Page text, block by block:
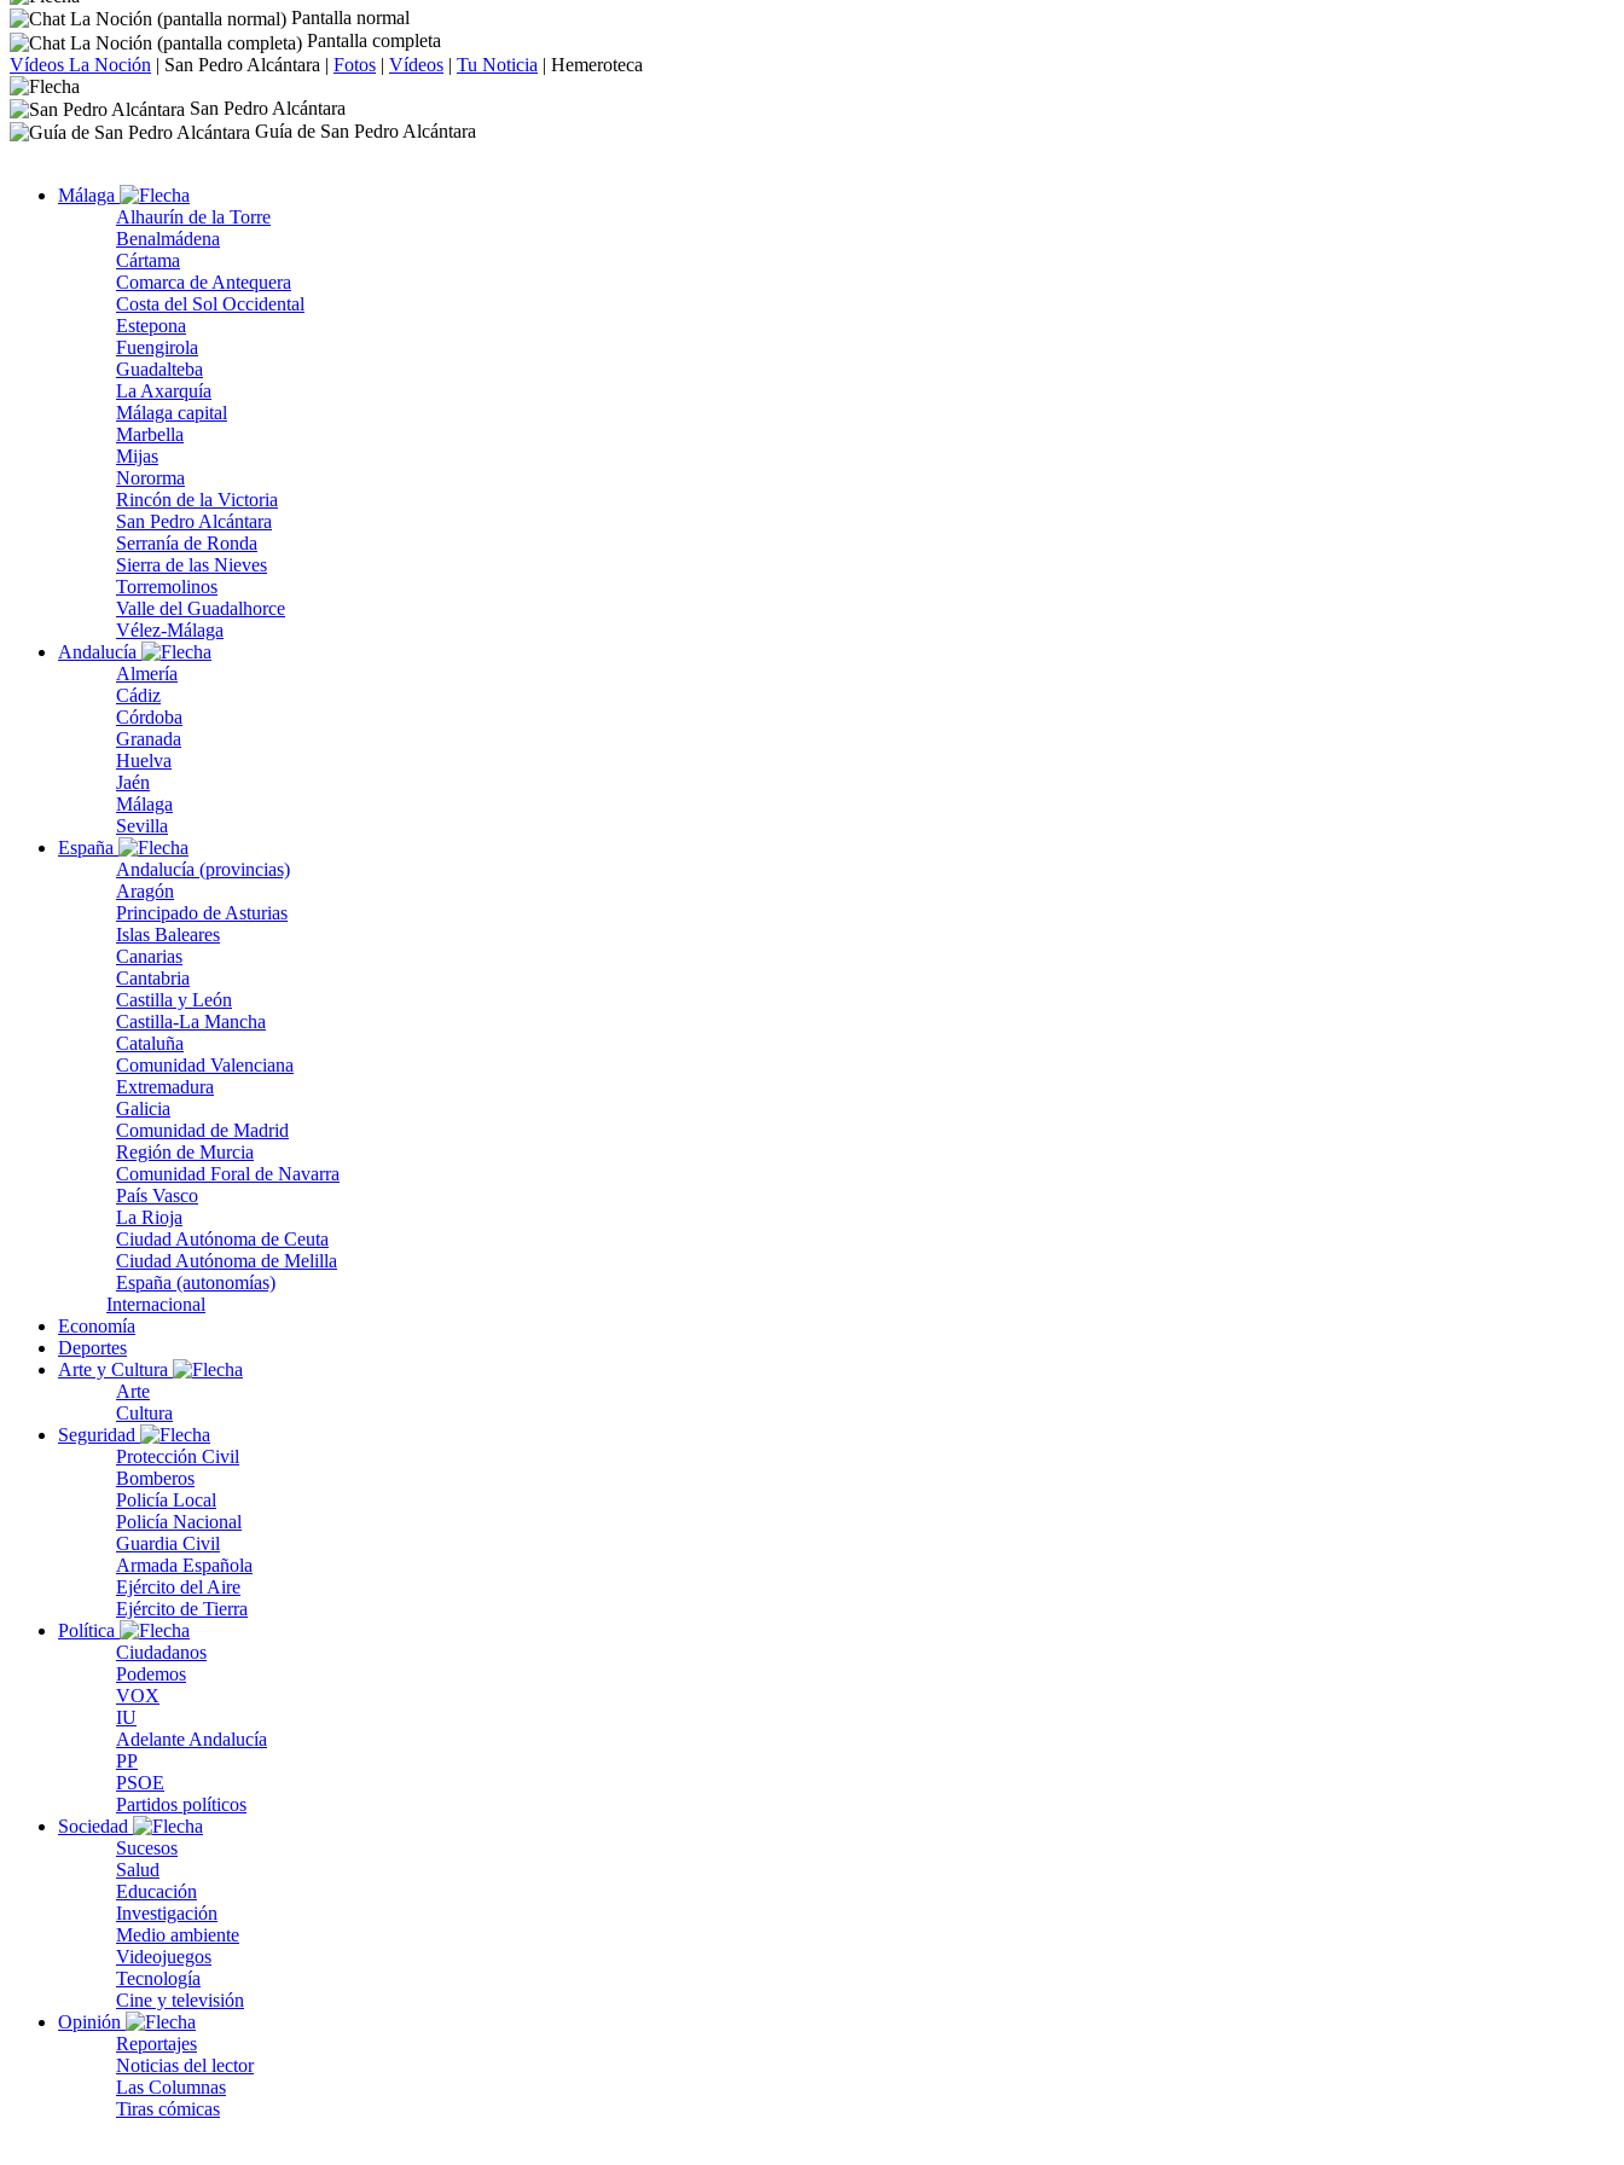
Pantalla normal
Pantalla completa
Vídeos La Noción | San Pedro Alcántara | Fotos | Vídeos | Tu Noticia | Hemeroteca
San Pedro Alcántara
Guía de San Pedro Alcántara
Málaga
Alhaurín de la Torre
Benalmádena
Cártama
Comarca de Antequera
Costa del Sol Occidental
Estepona
Fuengirola
Guadalteba
La Axarquía
Málaga capital
Marbella
Mijas
Nororma
Rincón de la Victoria
San Pedro Alcántara
Serranía de Ronda
Sierra de las Nieves
Torremolinos
Valle del Guadalhorce
Vélez-Málaga
Andalucía
Almería
Cádiz
Córdoba
Granada
Huelva
Jaén
Málaga
Sevilla
España
Andalucía (provincias)
Aragón
Principado de Asturias
Islas Baleares
Canarias
Cantabria
Castilla y León
Castilla-La Mancha
Cataluña
Comunidad Valenciana
Extremadura
Galicia
Comunidad de Madrid
Región de Murcia
Comunidad Foral de Navarra
País Vasco
La Rioja
Ciudad Autónoma de Ceuta
Ciudad Autónoma de Melilla
España (autonomías)
Internacional
Economía
Deportes
Arte y Cultura
Arte
Cultura
Seguridad
Protección Civil
Bomberos
Policía Local
Policía Nacional
Guardia Civil
Armada Española
Ejército del Aire
Ejército de Tierra
Política
Ciudadanos
Podemos
VOX
IU
Adelante Andalucía
PP
PSOE
Partidos políticos
Sociedad
Sucesos
Salud
Educación
Investigación
Medio ambiente
Videojuegos
Tecnología
Cine y televisión
Opinión
Reportajes
Noticias del lector
Las Columnas
Tiras cómicas